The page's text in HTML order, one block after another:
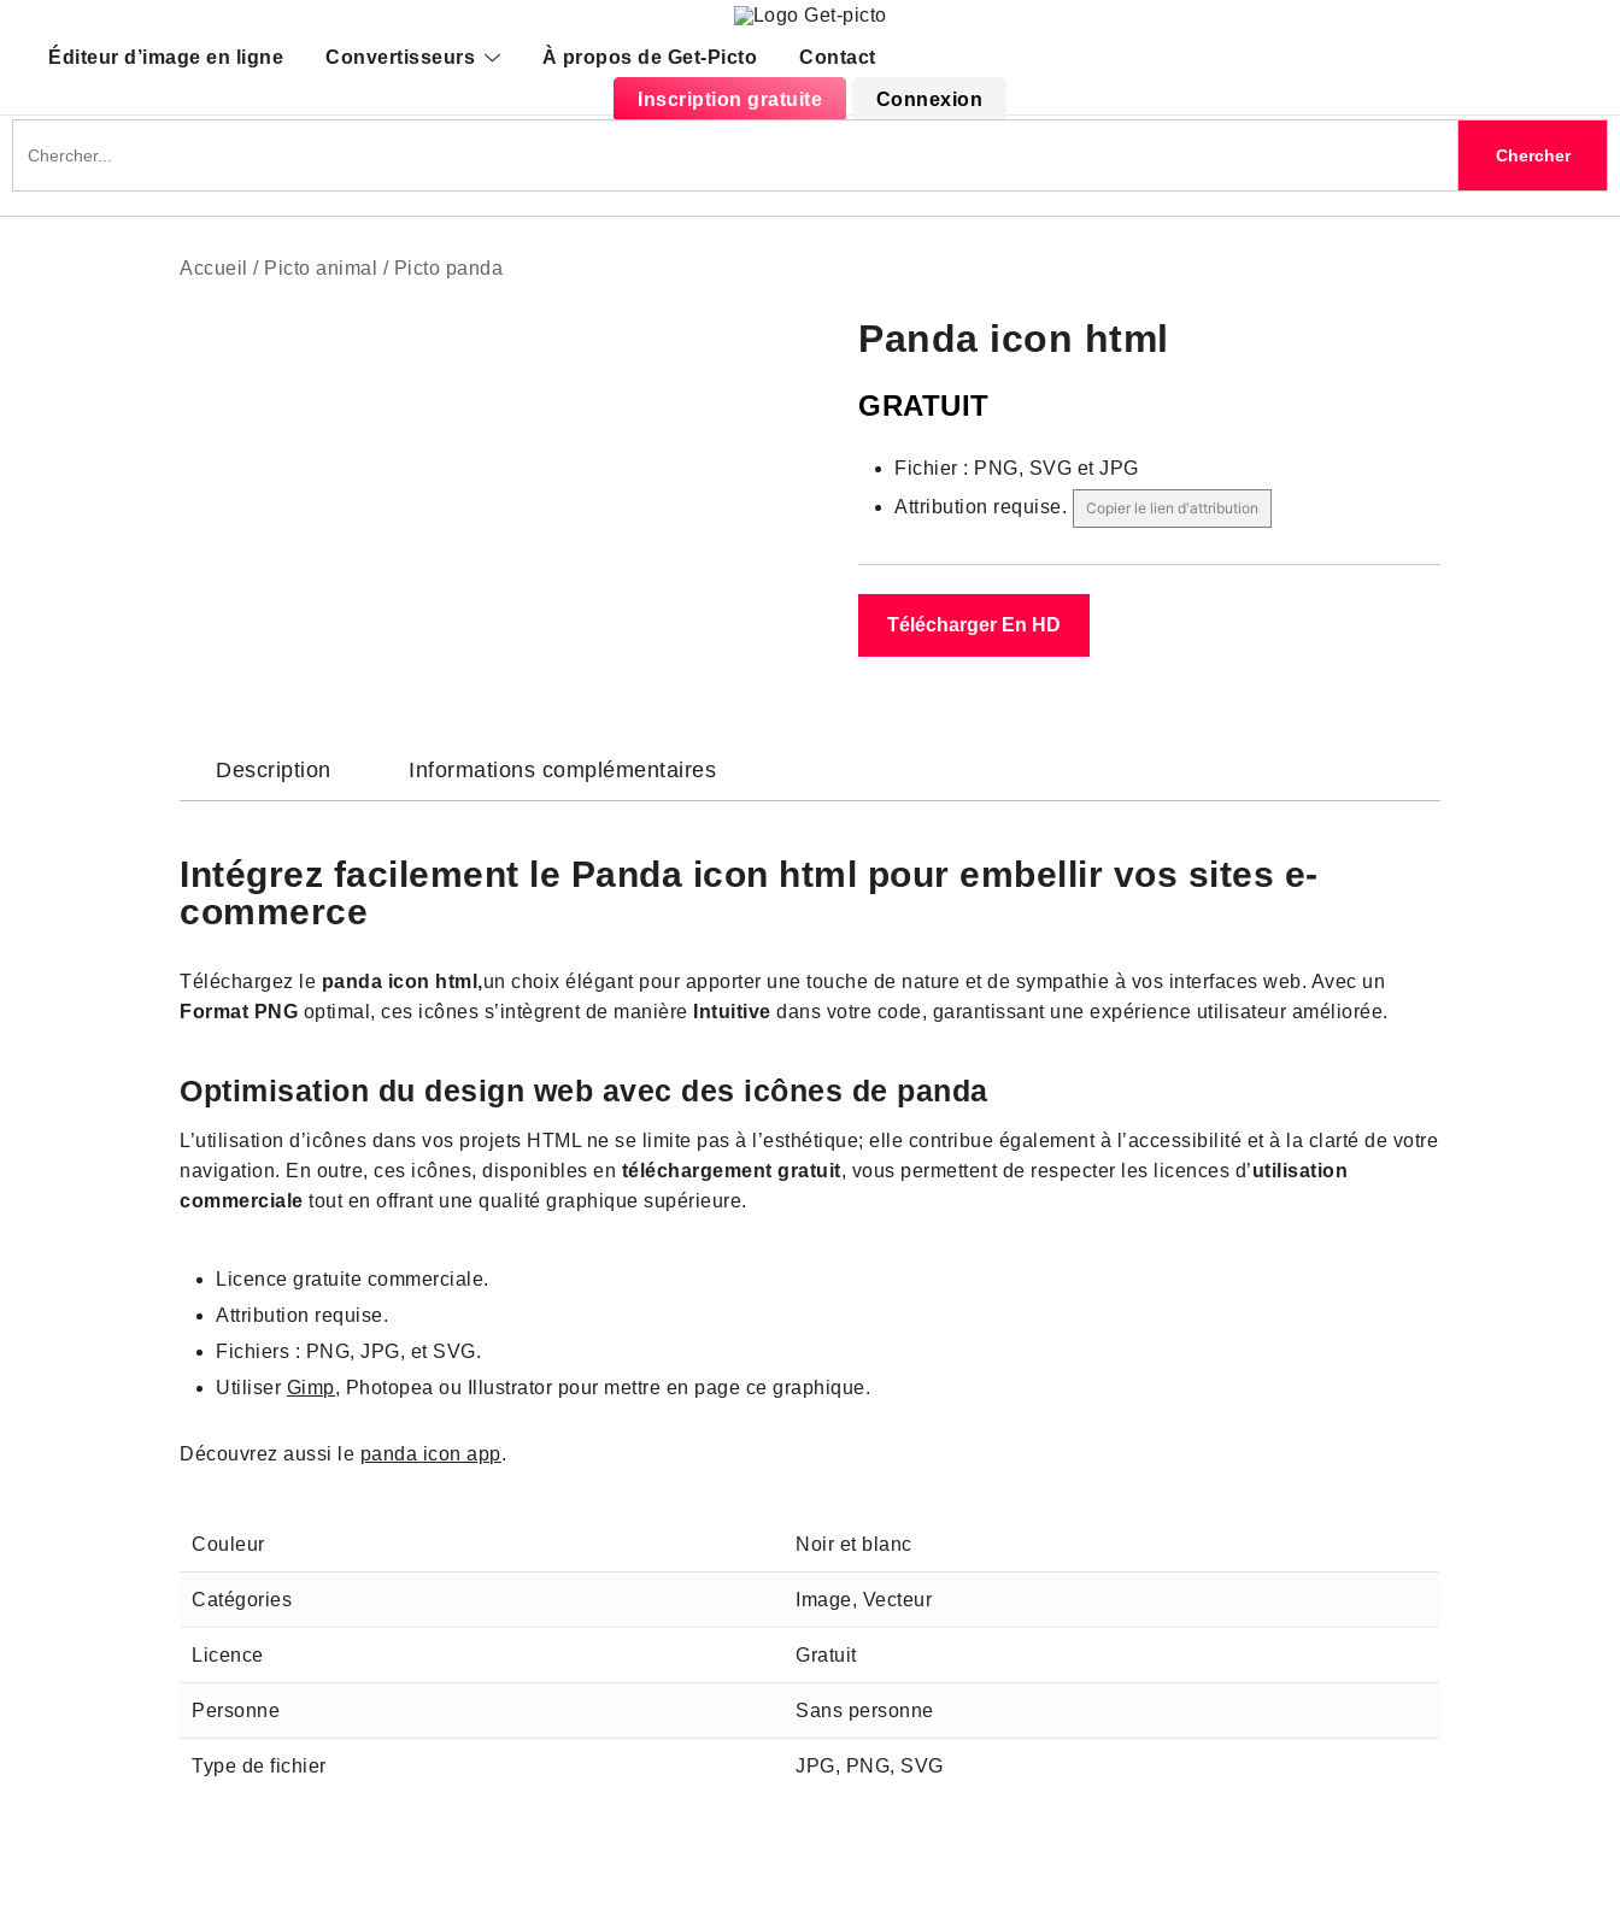
Get-picto
Picto gratuit pour tous vos projets créatifs
Éditeur d’image en ligne Convertisseurs À propos de Get-Picto Contact
Inscription gratuite
Connexion
Search
for:
Accueil / Picto animal / Picto panda
Panda icon html
GRATUIT
Fichier : PNG, SVG et JPG
Attribution requise.
Copier le lien d'attribution
Télécharger En HD
Description Informations complémentaires
Intégrez facilement le Panda icon html pour embellir vos sites e-
commerce
Téléchargez le panda icon html,un choix élégant pour apporter une touche de nature et de sympathie à vos interfaces web. Avec un
Format PNG optimal, ces icônes s’intègrent de manière Intuitive dans votre code, garantissant une expérience utilisateur améliorée.
Optimisation du design web avec des icônes de panda
L’utilisation d’icônes dans vos projets HTML ne se limite pas à l’esthétique; elle contribue également à l’accessibilité et à la clarté de votre
navigation. En outre, ces icônes, disponibles en téléchargement gratuit, vous permettent de respecter les licences d’utilisation
commerciale tout en offrant une qualité graphique supérieure.
Licence gratuite commerciale.
Attribution requise.
Fichiers : PNG, JPG, et SVG.
Utiliser Gimp, Photopea ou Illustrator pour mettre en page ce graphique.
Découvrez aussi le panda icon app.
Couleur Noir et blanc
Catégories Image, Vecteur
Licence Gratuit
Personne Sans personne
Type de fichier JPG, PNG, SVG